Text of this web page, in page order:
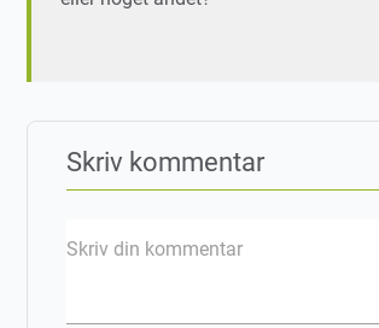
Skriv kommentar
Skriv din kommentar